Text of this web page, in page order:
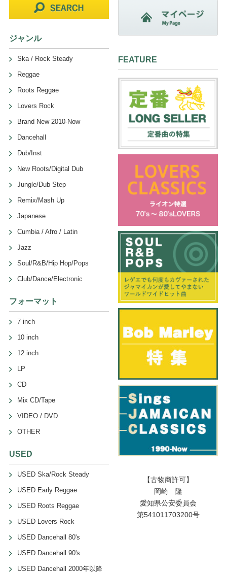
ジャンル
Ska / Rock Steady
Reggae
Roots Reggae
Lovers Rock
Brand New 2010-Now
Dancehall
Dub/Inst
New Roots/Digital Dub
Jungle/Dub Step
Remix/Mash Up
Japanese
Cumbia / Afro / Latin
Jazz
Soul/R&B/Hip Hop/Pops
Club/Dance/Electronic
フォーマット
7 inch
10 inch
12 inch
LP
CD
Mix CD/Tape
VIDEO / DVD
OTHER
USED
USED Ska/Rock Steady
USED Early Reggae
USED Roots Reggae
USED Lovers Rock
USED Dancehall 80's
USED Dancehall 90's
USED Dancehall 2000年以降
FEATURE
【古物商許可】
岡崎 隆
愛知県公安委員会
第541011703200号